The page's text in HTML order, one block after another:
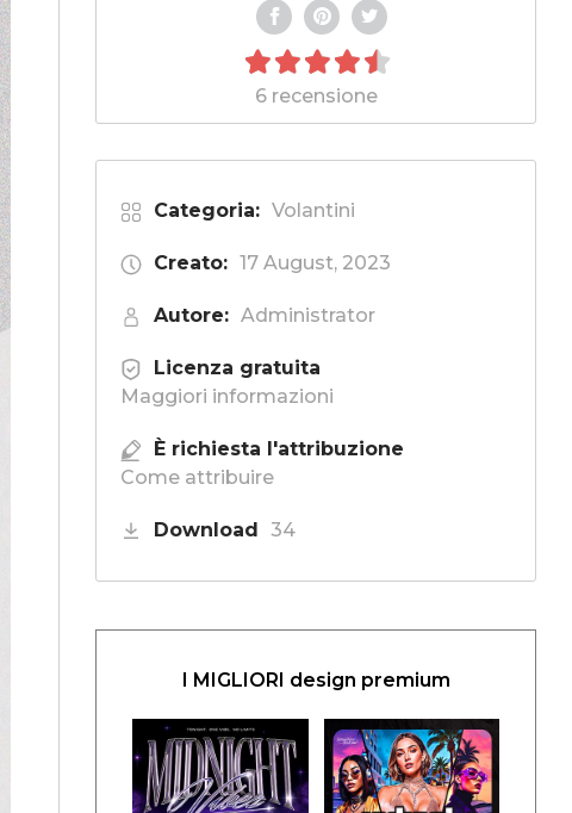
6 recensione
Categoria: Volantini
Creato: 17 August, 2023
Autore: Administrator
Licenza gratuita
Maggiori informazioni
È richiesta l'attribuzione
Come attribuire
Download 34
I MIGLIORI design premium